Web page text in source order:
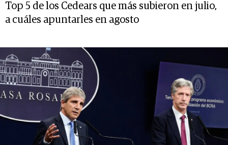
Top 5 de los Cedears que más subieron en julio,
a cuáles apuntarles en agosto